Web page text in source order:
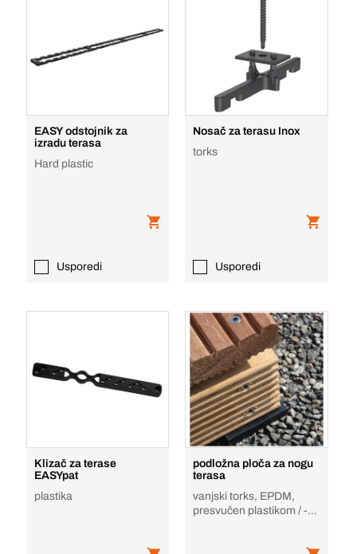
EASY odstojnik za
izradu terasa
Hard plastic
Usporedi
Nosač za terasu Inox
torks
Usporedi
Klizač za terase
EASYpat
plastika
podložna ploča za nogu
terasa
vanjski torks, EPDM,
presvučen plastikom / -